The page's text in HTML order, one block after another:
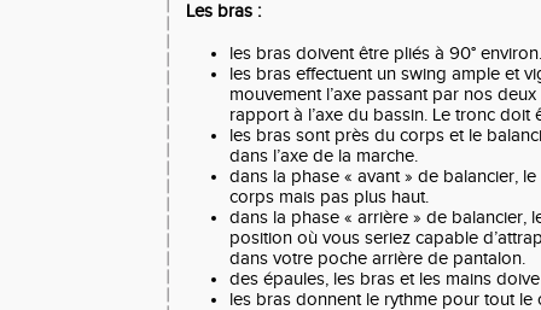
Les bras :
les bras doivent être pliés à 90° environ.
les bras effectuent un swing ample et
mouvement l’axe passant par nos
rapport à l’axe du bassin. Le tronc doit
les bras sont près du corps et le
dans l’axe de la marche.
dans la phase « avant » de balancier,
corps mais pas plus haut.
dans la phase « arrière » de balancier,
position où vous seriez capable
dans votre poche arrière de pantalon.
des épaules, les bras et les mains
les bras donnent le rythme pour tout le